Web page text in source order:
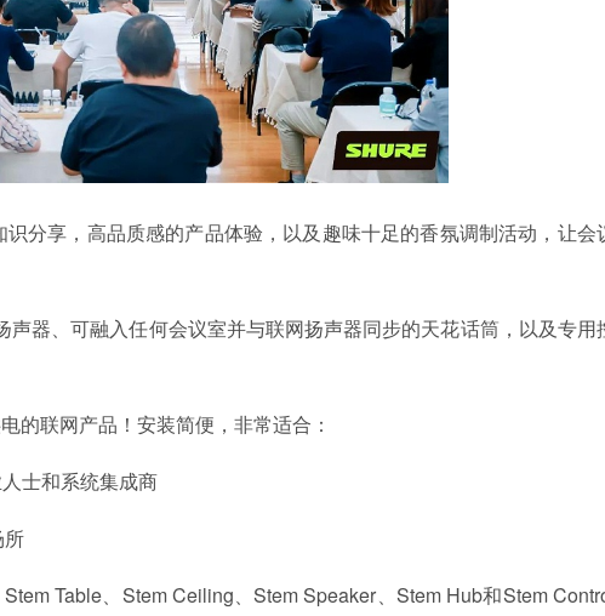
分享，高品质感的产品体验，以及趣味十足的香氛调制活动，让会
器、可融入任何会议室并与联网扬声器同步的天花话筒，以及专用
的联网产品！安装简便，非常适合：
士和系统集成商
所
Table、Stem Ceiling、Stem Speaker、Stem Hub和Stem